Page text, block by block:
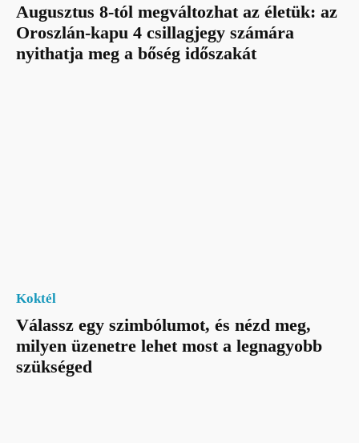
Augusztus 8-tól megváltozhat az életük: az
Oroszlán-kapu 4 csillagjegy számára
nyithatja meg a bőség időszakát
Koktél
Válassz egy szimbólumot, és nézd meg,
milyen üzenetre lehet most a legnagyobb
szükséged